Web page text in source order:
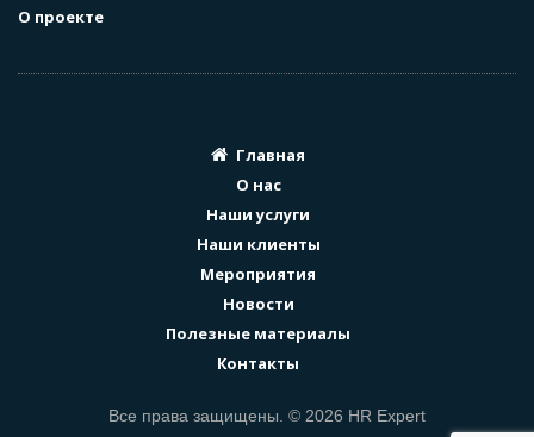
О проекте
Главная
О нас
Наши услуги
Наши клиенты
Мероприятия
Новости
Полезные материалы
Контакты
Все права защищены. © 2026 HR Expert